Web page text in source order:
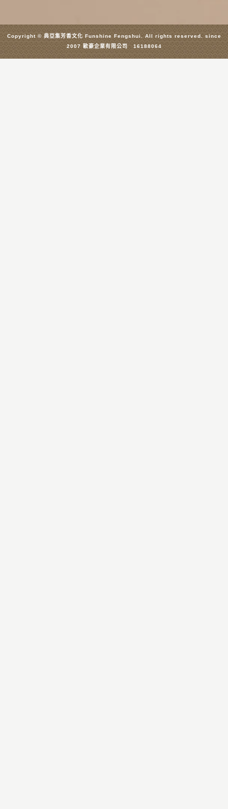
Copyright © 典亞集芳香文化 Funshine Fengshui. All rights reserved. since
2007 歐豪企業有限公司 16188064